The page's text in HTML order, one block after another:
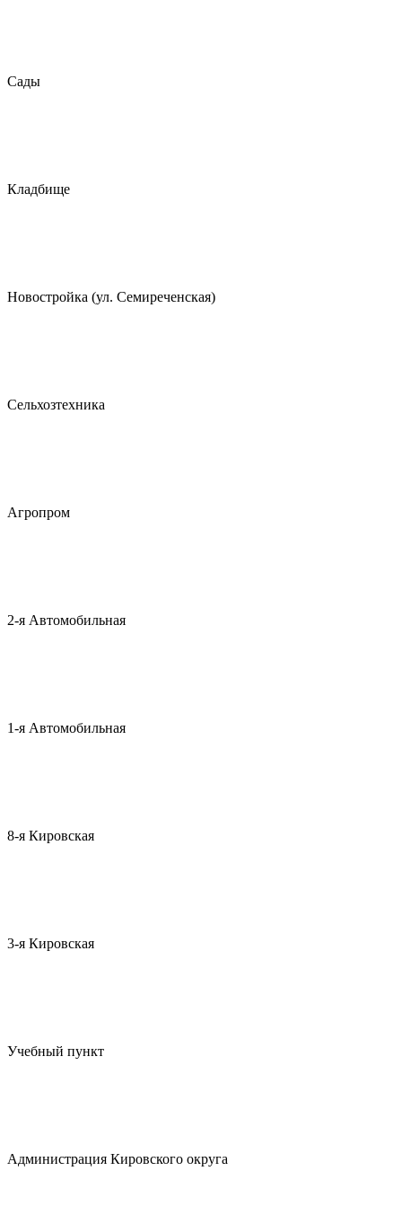
Сады
Кладбище
Новостройка (ул. Семиреченская)
Сельхозтехника
Агропром
2-я Автомобильная
1-я Автомобильная
8-я Кировская
3-я Кировская
Учебный пункт
Администрация Кировского округа